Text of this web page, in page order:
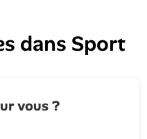
dans Sport
vous ?